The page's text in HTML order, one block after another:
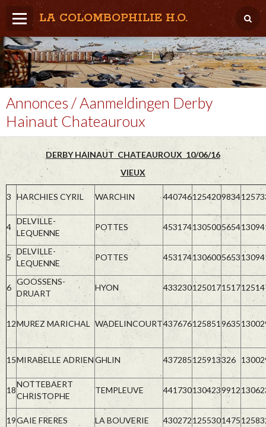
LA COLOMBOPHILIE H.O.
Home
Météo / Het weer
Lâcher / Los
Result. clubs, Provincial, (Inter)National
RFCB / KBDB
Annonces / Aanmeldingen Derby
Hainaut Chateauroux
DERBY HAINAUT CHATEAUROUX 10/06/16
VIEUX
3 HARCHIES CYRIL WARCHIN 4407461254209834
4
DELVILLE-
LEQUENNE
POTTES 4531741305005654
5
DELVILLE-
LEQUENNE
POTTES 4531741306005653
6
GOOSSENS-
DRUART
HYON 4332301250171517
12MUREZ MARICHAL WADELINCOURT437676125851 9635
15MIRABELLE ADRIENGHLIN 437285125913326
18
NOTTEBAERT
CHRISTOPHE
TEMPLEUVE 4417301304239912
19GAIE FRERES LA BOUVERIE 4302721255301475